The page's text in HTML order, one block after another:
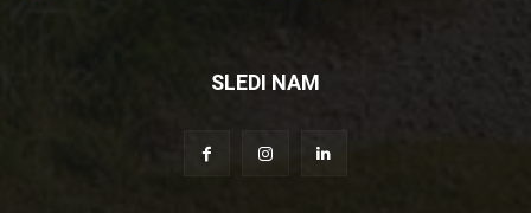
SLEDI NAM